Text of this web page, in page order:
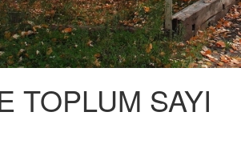
TOPLUM SAYI